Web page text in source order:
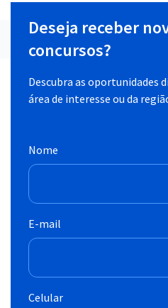
Deseja receber
concursos?
Descubra as oportunidades
área de interesse ou da
Nome
E-mail
Celular